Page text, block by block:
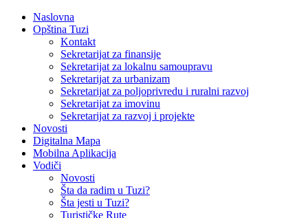
Naslovna
Opština Tuzi
Kontakt
Sekretarijat za finansije
Sekretarijat za lokalnu samoupravu
Sekretarijat za urbanizam
Sekretarijat za poljoprivredu i ruralni razvoj
Sekretarijat za imovinu
Sekretarijat za razvoj i projekte
Novosti
Digitalna Mapa
Mobilna Aplikacija
Vodiči
Novosti
Šta da radim u Tuzi?
Šta jesti u Tuzi?
Turističke Rute